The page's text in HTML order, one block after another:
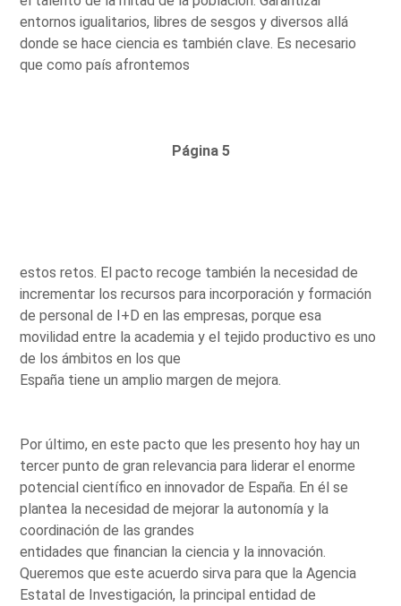
entornos igualitarios, libres de sesgos y diversos allá
donde se hace ciencia es también clave. Es necesario
que como país afrontemos
Página 5
estos retos. El pacto recoge también la necesidad de
incrementar los recursos para incorporación y formación
de personal de I+D en las empresas, porque esa
movilidad entre la academia y el tejido productivo es uno
de los ámbitos en los que
España tiene un amplio margen de mejora.
Por último, en este pacto que les presento hoy hay un
tercer punto de gran relevancia para liderar el enorme
potencial científico en innovador de España. En él se
plantea la necesidad de mejorar la autonomía y la
coordinación de las grandes
entidades que financian la ciencia y la innovación.
Queremos que este acuerdo sirva para que la Agencia
Estatal de Investigación, la principal entidad de